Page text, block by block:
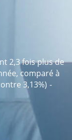
2,3 fois plus de
comparé à
3,13%) -